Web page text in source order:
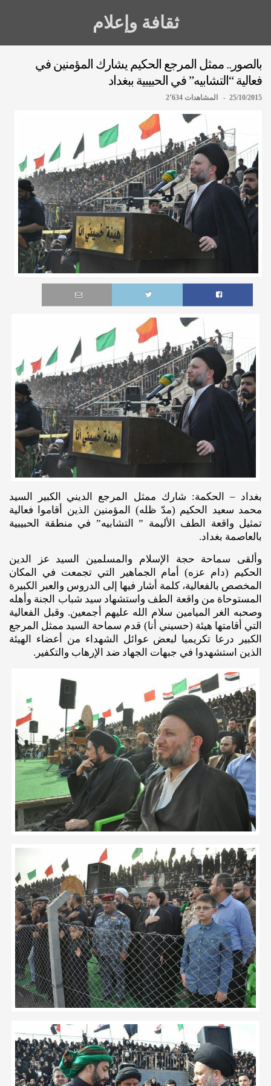
ثقافة وإعلام
بالصور.. ممثل المرجع الحكيم يشارك المؤمنين في
فعالية “التشابيه” في الحبيبية ببغداد
25/10/2015 - المشاهدات 2٬634
بغداد – الحكمة: شارك ممثل المرجع الديني الكبير السيد
محمد سعيد الحكيم (مدّ ظله) المؤمنين الذين أقاموا فعالية
تمثيل واقعة الطف الأليمة ” التشابيه” في منطقة الحبيبية
بالعاصمة بغداد.
وألقى سماحة حجة الإسلام والمسلمين السيد عز الدين
الحكيم (دام عزه) أمام الجماهير التي تجمعت في المكان
المخصص بالفعالية، كلمة أشار فيها إلى الدروس والعبر الكبيرة
المستوحاة من واقعة الطف واستشهاد سيد شباب الجنة وأهله
وصحبه الغر الميامين سلام الله عليهم أجمعين. وقبل الفعالية
التي أقامتها هيئة (حسيني أنا) قدم سماحة السيد ممثل المرجع
الكبير درعا تكريميا لبعض عوائل الشهداء من أعضاء الهيئة
الذين استشهدوا في جبهات الجهاد ضد الإرهاب والتكفير.